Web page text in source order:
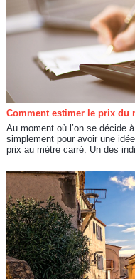
Comment estimer le prix du
Au moment où l’on se décide
simplement pour avoir une
prix au mètre carré. Un des